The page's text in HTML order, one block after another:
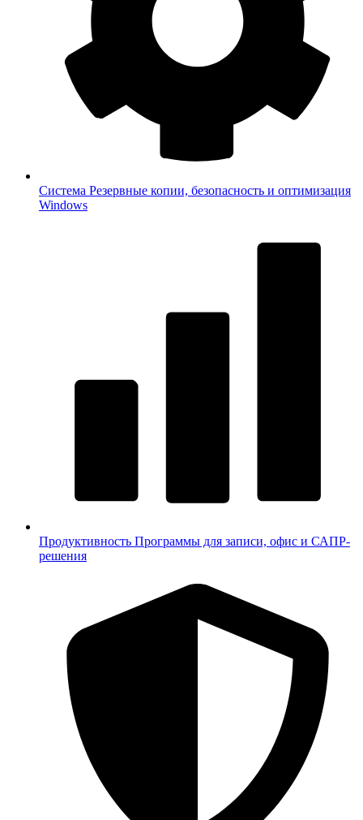
Система Резервные копии, безопасность и оптимизация
Windows
Продуктивность Программы для записи, офис и САПР-
решения